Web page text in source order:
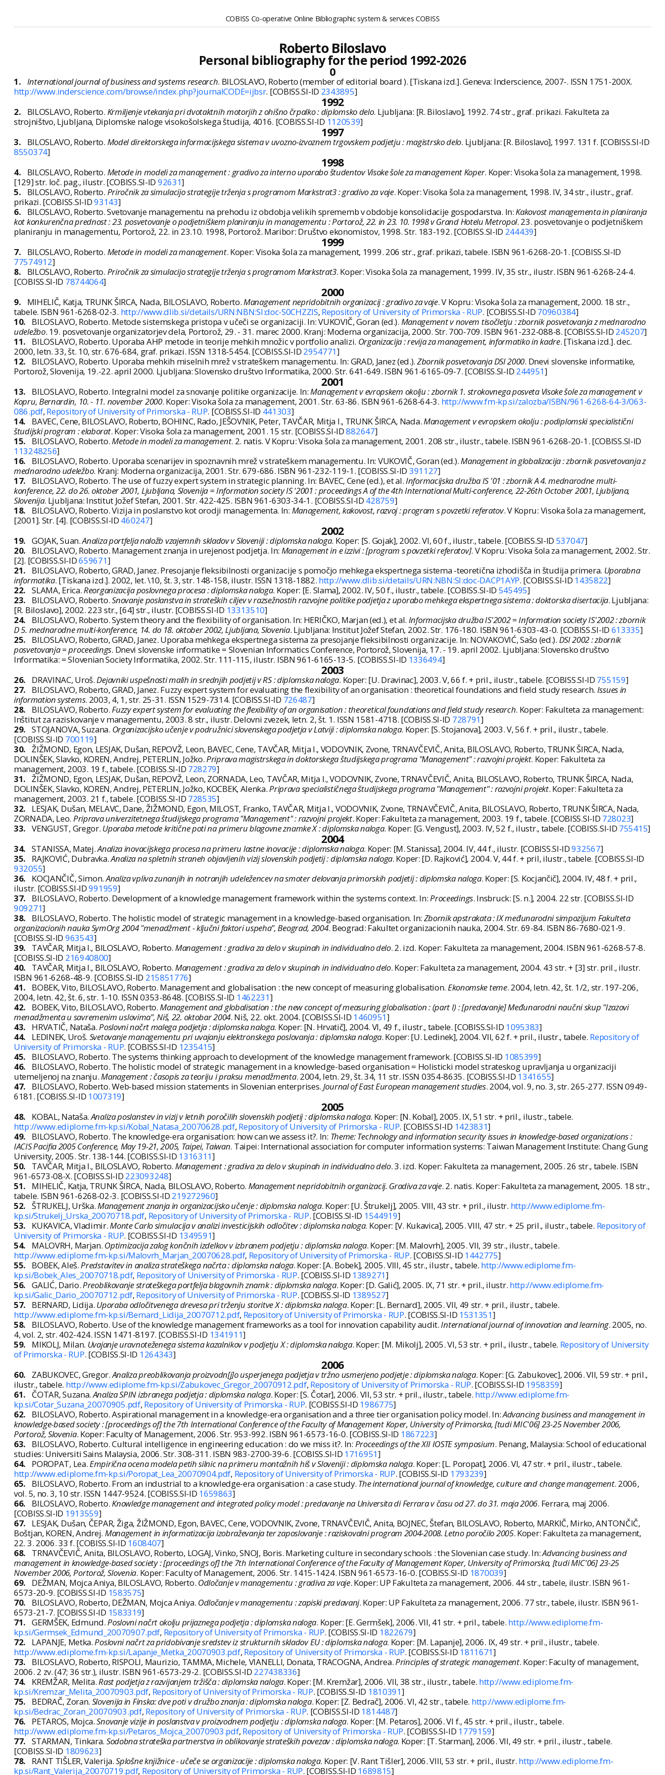
COBISS Co-operative Online Bibliographic system & services COBISS
Roberto Biloslavo
Personal bibliography for the period 1992-2026
0
1. International journal of business and systems research. BILOSLAVO, Roberto (member of editorial board ). [Tiskana izd.]. Geneva: Inderscience, 2007-. ISSN 1751-200X.
http://www.inderscience.com/browse/index.php?journalCODE=ijbsr. [COBISS.SI-ID 2343895]
1992
2. BILOSLAVO, Roberto. Krmiljenje vtekanja pri dvotaktnih motorjih z ohišno črpalko : diplomsko delo. Ljubljana: [R. Biloslavo], 1992. 74 str., graf. prikazi. Fakulteta za
strojništvo, Ljubljana, Diplomske naloge visokošolskega študija, 4016. [COBISS.SI-ID 1120539]
1997
3. BILOSLAVO, Roberto. Model direktorskega informacijskega sistema v uvozno-izvoznem trgovskem podjetju : magistrsko delo. Ljubljana: [R. Biloslavo], 1997. 131 f. [COBISS.SI-ID
8550374]
1998
4. BILOSLAVO, Roberto. Metode in modeli za management : gradivo za interno uporabo študentov Visoke šole za management Koper. Koper: Visoka šola za management, 1998.
[129] str. loč. pag., ilustr. [COBISS.SI-ID 92631]
5.
BILOSLAVO, Roberto. Priročnik za simulacijo strategije trženja s programom Markstrat3 : gradivo za vaje. Koper: Visoka šola za management, 1998. IV, 34 str., ilustr., graf.
prikazi. [COBISS.SI-ID93143]
6.
BILOSLAVO, Roberto. Svetovanje managementu na prehodu iz obdobja velikih sprememb v obdobje konsolidacije gospodarstva. In:Kakovost managementa in planiranja
kot konkurenčna prednost : 23. posvetovanje o podjetniškem planiranju in managementu : Portorož, 22. in 23. 10. 1998 v Grand Hotelu Metropol. 23. posvetovanje o podjetniškem
planiranju in managementu, Portorož, 22. in 23.10. 1998, Portorož. Maribor: Društvo ekonomistov, 1998. Str. 183-192. [COBISS.SI-ID 244439]
1999
7. BILOSLAVO, Roberto. Metode in modeli za management. Koper: Visoka šola za management, 1999. 206 str., graf. prikazi, tabele. ISBN 961-6268-20-1. [COBISS.SI-ID
77574912]
8.
BILOSLAVO, Roberto. Priročnik za simulacijo strategije trženja s programom Markstrat3. Koper: Visoka šola za management, 1999. IV, 35 str., ilustr. ISBN 961-6268-24-4.
[COBISS.SI-ID 78744064]
2000
9. MIHELIČ, Katja, TRUNK ŠIRCA, Nada, BILOSLAVO, Roberto.Management nepridobitnih organizacij : gradivo za vaje. V Kopru: Visoka šola za management, 2000. 18 str.,
tabele. ISBN 961-6268-02-3. http://www.dlib.si/details/URN:NBN:SI:doc-S0CHZZIS, Repository of University of Primorska - RUP. [COBISS.SI-ID 70960384]
10.
BILOSLAVO, Roberto. Metode sistemskega pristopa v učeči se organizaciji. In: VUKOVIČ, Goran (ed.). Management v novem tisočletju : zbornik posvetovanja z mednarodno
udeležbo. 19. posvetovanje organizatorjev dela, Portorož, 29. - 31. marec 2000. Kranj: Moderna organizacija, 2000. Str. 700-709. ISBN 961-232-088-8. [COBISS.SI-ID 245207]
11.
BILOSLAVO, Roberto. Uporaba AHP metode in teorije mehkih množic v portfolio analizi. Organizacija : revija za management, informatiko in kadre. [Tiskana izd.]. dec.
2000, letn. 33, št. 10, str. 676-684, graf. prikazi. ISSN 1318-5454. [COBISS.SI-ID 2954771]
12.
BILOSLAVO, Roberto. Uporaba mehkih miselnih mrež v strateškem managementu. In: GRAD, Janez (ed.). Zbornik posvetovanja DSI 2000. Dnevi slovenske informatike,
Portorož, Slovenija, 19.-22. april 2000. Ljubljana: Slovensko društvo Informatika, 2000. Str. 641-649. ISBN 961-6165-09-7. [COBISS.SI-ID 244951]
2001
13. BILOSLAVO, Roberto. Integralni model za snovanje politike organizacije. In:Management v evropskem okolju : zbornik 1. strokovnega posveta Visoke šole za management v
Kopru, Bernardin, 10. - 11. november 2000. Koper: Visoka šola za management, 2001. Str. 63-86. ISBN 961-6268-64-3. http://www.fm-kp.si/zalozba/ISBN/961-6268-64-3/063-
086.pdf, Repository of University of Primorska - RUP. [COBISS.SI-ID 441303]
14.
BAVEC, Cene, BILOSLAVO, Roberto, BOHINC, Rado, JEŠOVNIK, Peter, TAVČAR, Mitja I., TRUNK ŠIRCA, Nada.Management v evropskem okolju : podiplomski specialistični
študijski program : elaborat. Koper: Visoka šola za management, 2001. 15 str. [COBISS.SI-ID882647]
15.
BILOSLAVO, Roberto.Metode in modeli za management. 2. natis. V Kopru: Visoka šola za management, 2001. 208 str., ilustr., tabele. ISBN 961-6268-20-1. [COBISS.SI-ID
113248256]
16.
BILOSLAVO, Roberto. Uporaba scenarijev in spoznavnih mrež v strateškem managementu. In: VUKOVIČ, Goran (ed.).Management in globalizacija : zbornik posvetovanja z
mednarodno udeležbo. Kranj: Moderna organizacija, 2001. Str. 679-686. ISBN 961-232-119-1. [COBISS.SI-ID 391127]
17.
BILOSLAVO, Roberto. The use of fuzzy expert system in strategic planning. In: BAVEC, Cene (ed.), et al.Informacijska družba IS '01 : zbornik A 4. mednarodne multi-
konference, 22. do 26. oktober 2001, Ljubljana, Slovenija = Information society IS '2001 : proceedings A of the 4th International Multi-conference, 22-26th October 2001, Ljubljana,
Slovenija. Ljubljana: Institut Jožef Stefan, 2001. Str. 422-425. ISBN 961-6303-34-1. [COBISS.SI-ID 428759]
18.
BILOSLAVO, Roberto. Vizija in poslanstvo kot orodji managementa. In: Management, kakovost, razvoj : program s povzetki referatov. V Kopru: Visoka šola za management,
[2001]. Str. [4]. [COBISS.SI-ID 460247]
2002
19. GOJAK, Suan.Analiza portfelja naložb vzajemnih skladov v Sloveniji : diplomska naloga. Koper: [S. Gojak], 2002. VI, 60 f., ilustr., tabele. [COBISS.SI-ID 537047]
20.
BILOSLAVO, Roberto. Management znanja in urejenost podjetja. In: Management in e izzivi : [program s povzetki referatov]. V Kopru: Visoka šola za management, 2002. Str.
[2]. [COBISS.SI-ID659671]
21.
BILOSLAVO, Roberto, GRAD, Janez. Presojanje fleksibilnosti organizacije s pomočjo mehkega ekspertnega sistema -teoretična izhodišča in študija primera. Uporabna
informatika. [Tiskana izd.]. 2002, let. \10, št. 3, str. 148-158, ilustr. ISSN 1318-1882. http://www.dlib.si/details/URN:NBN:SI:doc-DACP1AYP. [COBISS.SI-ID 1435822]
22. SLAMA, Erica.Reorganizacija poslovnega procesa : diplomska naloga. Koper: [E. Slama], 2002. IV, 50 f., ilustr., tabele. [COBISS.SI-ID 545495]
23.
BILOSLAVO, Roberto.Snovanje poslanstva in strateških ciljev v razsežnostih razvojne politike podjetja z uporabo mehkega ekspertnega sistema : doktorska disertacija. Ljubljana:
[R. Biloslavo], 2002. 223 str., [64] str., ilustr. [COBISS.SI-ID 13313510]
24.
BILOSLAVO, Roberto. System theory and the flexibility of organisation. In: HERIČKO, Marjan (ed.), et al. Informacijska družba IS'2002 = Information society IS'2002 : zbornik
D 5. mednarodne multi-konference, 14. do 18. oktober 2002, Ljubljana, Slovenia. Ljubljana: Institut Jožef Stefan, 2002. Str. 176-180. ISBN 961-6303-43-0. [COBISS.SI-ID 613335]
25.
BILOSLAVO, Roberto, GRAD, Janez. Uporaba mehkega ekspertnega sistema za presojanje fleksibilnosti organizacije. In: NOVAKOVIĆ, Sašo (ed.). DSI 2002 : zbornik
posvetovanja = proceedings. Dnevi slovenske informatike = Slovenian Informatics Conference, Portorož, Slovenija, 17. - 19. april 2002. Ljubljana: Slovensko društvo
Informatika: = Slovenian Society Informatika, 2002. Str. 111-115, ilustr. ISBN 961-6165-13-5. [COBISS.SI-ID 1336494]
2003
26. DRAVINAC, Uroš.Dejavniki uspešnosti malih in srednjih podjetij v RS : diplomska naloga. Koper: [U. Dravinac], 2003. V, 66 f. + pril., ilustr., tabele. [COBISS.SI-ID 755159]
27.
BILOSLAVO, Roberto, GRAD, Janez. Fuzzy expert system for evaluating the flexibility of an organisation : theoretical foundations and field study research. Issues in
information systems. 2003, 4, 1, str. 25-31. ISSN 1529-7314. [COBISS.SI-ID 726487]
28.
BILOSLAVO, Roberto.Fuzzy expert system for evaluating the flexibility of an organisation : theoretical foundations and field study research. Koper: Fakulteta za management:
Inštitut za raziskovanje v managementu, 2003. 8 str., ilustr. Delovni zvezek, letn. 2, št. 1. ISSN 1581-4718. [COBISS.SI-ID 728791]
29. STOJANOVA, Suzana. Organizacijsko učenje v podružnici slovenskega podjetja v Latviji : diplomska naloga. Koper: [S. Stojanova], 2003. V, 56 f. + pril., ilustr., tabele.
[COBISS.SI-ID 700119]
30. ŽIŽMOND, Egon, LESJAK, Dušan, REPOVŽ, Leon, BAVEC, Cene, TAVČAR, Mitja I., VODOVNIK, Zvone, TRNAVČEVIČ, Anita, BILOSLAVO, Roberto, TRUNK ŠIRCA, Nada,
DOLINŠEK, Slavko, KOREN, Andrej, PETERLIN, Jožko.Priprava magistrskega in doktorskega študijskega programa "Management" : razvojni projekt. Koper: Fakulteta za
management, 2003. 19 f., tabele. [COBISS.SI-ID 728279]
31. ŽIŽMOND, Egon, LESJAK, Dušan, REPOVŽ, Leon, ZORNADA, Leo, TAVČAR, Mitja I., VODOVNIK, Zvone, TRNAVČEVIČ, Anita, BILOSLAVO, Roberto, TRUNK ŠIRCA, Nada,
DOLINŠEK, Slavko, KOREN, Andrej, PETERLIN, Jožko, KOCBEK, Alenka.Priprava specialističnega študijskega programa "Management" : razvojni projekt. Koper: Fakulteta za
management, 2003. 21 f., tabele. [COBISS.SI-ID 728535]
32.
LESJAK, Dušan, MELAVC, Dane, ŽIŽMOND, Egon, MILOST, Franko, TAVČAR, Mitja I., VODOVNIK, Zvone, TRNAVČEVIČ, Anita, BILOSLAVO, Roberto, TRUNK ŠIRCA, Nada,
ZORNADA, Leo. Priprava univerzitetnega študijskega programa "Management" : razvojni projekt. Koper: Fakulteta za management, 2003. 19 f., tabele. [COBISS.SI-ID 728023]
33. VENGUST, Gregor. Uporaba metode kritične poti na primeru blagovne znamke X : diplomska naloga. Koper: [G. Vengust], 2003. IV, 52 f., ilustr., tabele. [COBISS.SI-ID 755415]
2004
34. STANISSA, Matej.Analiza inovacijskega procesa na primeru lastne inovacije : diplomska naloga. Koper: [M. Stanissa], 2004. IV, 44 f., ilustr. [COBISS.SI-ID932567]
35.
RAJKOVIĆ, Dubravka.Analiza na spletnih straneh objavljenih vizij slovenskih podjetij : diplomska naloga. Koper: [D. Rajković], 2004. V, 44 f. + pril, ilustr., tabele. [COBISS.SI-ID
932055]
36.
KOCJANČIČ, Simon.Analiza vpliva zunanjih in notranjih udeležencev na smoter delovanja primorskih podjetij : diplomska naloga. Koper: [S. Kocjančič], 2004. IV, 48 f. + pril.,
ilustr. [COBISS.SI-ID991959]
37.
BILOSLAVO, Roberto. Development of a knowledge management framework within the systems context. In:Proceedings. Insbruck: [S. n.], 2004. 22 str. [COBISS.SI-ID
909271]
38.
BILOSLAVO, Roberto. The holistic model of strategic management in a knowledge-based organisation. In: Zbornik apstrakata : IX međunarodni simpozijum Fakulteta
organizacionih nauka SymOrg 2004 "menadžment - ključni faktori uspeha", Beograd, 2004. Beograd: Fakultet organizacionih nauka, 2004. Str. 69-84. ISBN 86-7680-021-9.
[COBISS.SI-ID 963543]
39.
TAVČAR, Mitja I., BILOSLAVO, Roberto. Management : gradiva za delo v skupinah in individualno delo. 2. izd. Koper: Fakulteta za management, 2004. ISBN 961-6268-57-8.
[COBISS.SI-ID 216940800]
40.
TAVČAR, Mitja I., BILOSLAVO, Roberto. Management : gradiva za delo v skupinah in individualno delo. Koper: Fakulteta za management, 2004. 43 str. + [3] str. pril., ilustr.
ISBN 961-6268-48-9. [COBISS.SI-ID 215851776]
41.
BOBEK, Vito, BILOSLAVO, Roberto. Management and globalisation : the new concept of measuring globalisation. Ekonomske teme. 2004, letn. 42, št. 1/2, str. 197-206,
2004, letn. 42, št. 6, str. 1-10. ISSN 0353-8648. [COBISS.SI-ID 1462231]
42.
BOBEK, Vito, BILOSLAVO, Roberto.Management and globalisation : the new concept of measuring globalisation : (part I) : [predavanje] Međunarodni naučni skup "Izazovi
menadžmenta u savremenim uslovima", Niš, 22. oktobar 2004. Niš, 22. okt. 2004. [COBISS.SI-ID 1460951]
43.
HRVATIČ, Nataša.Poslovni načrt malega podjetja : diplomska naloga. Koper: [N. Hrvatič], 2004. VI, 49 f., ilustr., tabele. [COBISS.SI-ID 1095383]
44.
LEDINEK, Uroš. Svetovanje managementu pri uvajanju elektronskega poslovanja : diplomska naloga. Koper: [U. Ledinek], 2004. VII, 62 f. + pril., ilustr., tabele. Repository of
University of Primorska - RUP. [COBISS.SI-ID 1235415]
45.
BILOSLAVO, Roberto. The systems thinking approach to development of the knowledge management framework. [COBISS.SI-ID 1085399]
46.
BILOSLAVO, Roberto. The holistic model of strategic management in a knowledge-based organisation = Holisticki model strateskog upravljanja u organizaciji
utemeljenoj na znanju.Management : časopis za teoriju i praksu menadžmenta. 2004, letn. 29, št. 34, 11 str. ISSN 0354-8635. [COBISS.SI-ID 1341655]
47.
BILOSLAVO, Roberto. Web-based mission statements in Slovenian enterprises. Journal of East European management studies. 2004, vol. 9, no. 3, str. 265-277. ISSN 0949-
6181. [COBISS.SI-ID 1007319]
2005
48. KOBAL, Nataša.Analiza poslanstev in vizij v letnih poročilih slovenskih podjetij : diplomska naloga. Koper: [N. Kobal], 2005. IX, 51 str. + pril., ilustr., tabele.
http://www.ediplome.fm-kp.si/Kobal_Natasa_20070628.pdf, Repository of University of Primorska - RUP. [COBISS.SI-ID 1423831]
49.
BILOSLAVO, Roberto. The knowledge-era organisation: how can we assess it?. In: Theme: Technology and information security issues in knowledge-based organizations :
IACIS Pacifia 2005 Conference, May 19-21, 2005, Taipei, Taiwan. Taipei: International association for computer information systems: Taiwan Management Institute: Chang Gung
University, 2005. Str. 138-144. [COBISS.SI-ID 1316311]
50.
TAVČAR, Mitja I., BILOSLAVO, Roberto. Management : gradiva za delo v skupinah in individualno delo. 3. izd. Koper: Fakulteta za management, 2005. 26 str., tabele. ISBN
961-6573-08-X. [COBISS.SI-ID 223093248]
51.
MIHELIČ, Katja, TRUNK ŠIRCA, Nada, BILOSLAVO, Roberto. Management nepridobitnih organizacij. Gradiva za vaje. 2. natis. Koper: Fakulteta za management, 2005. 18 str.,
tabele. ISBN 961-6268-02-3. [COBISS.SI-ID 219272960]
52. ŠTRUKELJ, Urška.Management znanja in organizacijsko učenje : diplomska naloga. Koper: [U. Štrukelj], 2005. VIII, 43 str. + pril., ilustr. http://www.ediplome.fm-
kp.si/Strukelj_Urska_20070718.pdf, Repository of University of Primorska - RUP. [COBISS.SI-ID 1544919]
53.
KUKAVICA, Vladimir.Monte Carlo simulacija v analizi investicijskih odločitev : diplomska naloga. Koper: [V. Kukavica], 2005. VIII, 47 str. + 25 pril., ilustr., tabele. Repository of
University of Primorska - RUP. [COBISS.SI-ID 1349591]
54.
MALOVRH, Marjan. Optimizacija zalog končnih izdelkov v izbranem podjetju : diplomska naloga. Koper: [M. Malovrh], 2005. VII, 39 str., ilustr., tabele.
http://www.ediplome.fm-kp.si/Malovrh_Marjan_20070628.pdf, Repository of University of Primorska - RUP. [COBISS.SI-ID 1442775]
55.
BOBEK, Aleš.Predstavitev in analiza strateškega načrta : diplomska naloga. Koper: [A. Bobek], 2005. VIII, 45 str., ilustr., tabele. http://www.ediplome.fm-
kp.si/Bobek_Ales_20070718.pdf, Repository of University of Primorska - RUP. [COBISS.SI-ID 1389271]
56. GALIĆ, Dario.Preoblikovanje strateškega portfelja blagovnih znamk : diplomska naloga. Koper: [D. Galić], 2005. IX, 71 str. + pril., ilustr. http://www.ediplome.fm-
kp.si/Galic_Dario_20070712.pdf, Repository of University of Primorska - RUP. [COBISS.SI-ID 1389527]
57.
BERNARD, Lidija. Uporaba odločitvenega drevesa pri trženju storitve X : diplomska naloga. Koper: [L. Bernard], 2005. VII, 49 str. + pril., ilustr., tabele.
http://www.ediplome.fm-kp.si/Bernard_Lidija_20070712.pdf, Repository of University of Primorska - RUP. [COBISS.SI-ID 1531351]
58.
BILOSLAVO, Roberto. Use of the knowledge management frameworks as a tool for innovation capability audit.International journal of innovation and learning. 2005, no.
4, vol. 2, str. 402-424. ISSN 1471-8197. [COBISS.SI-ID 1341911]
59.
MIKOLJ, Milan. Uvajanje uravnoteženega sistema kazalnikov v podjetju X : diplomska naloga. Koper: [M. Mikolj], 2005. VI, 53 str. + pril., ilustr., tabele. Repository of University
of Primorska - RUP. [COBISS.SI-ID 1264343]
2006
60. ZABUKOVEC, Gregor.Analiza preoblikovanja proizvodn[j]o usperjenega podjetja v tržno usmerjeno podjetje : diplomska naloga. Koper: [G. Zabukovec], 2006. VII, 59 str. + pril.,
ilustr., tabele. http://www.ediplome.fm-kp.si/Zabukovec_Gregor_20070912.pdf, Repository of University of Primorska - RUP. [COBISS.SI-ID 1958359]
61.
ČOTAR, Suzana.Analiza SPIN izbranega podjetja : diplomska naloga. Koper: [S. Čotar], 2006. VII, 53 str. + pril., ilustr., tabele. http://www.ediplome.fm-
kp.si/Cotar_Suzana_20070905.pdf, Repository of University of Primorska - RUP. [COBISS.SI-ID 1986775]
62.
BILOSLAVO, Roberto. Aspirational management in a knowledge-era organisation and a three tier organisation policy model. In:Advancing business and management in
knowledge-based society : [proceedings of] the 7th International Conference of the Faculty of Management Koper, University of Primorska, [tudi MIC'06] 23-25 November 2006,
Portorož, Slovenia. Koper: Faculty of Management, 2006. Str. 953-992. ISBN 961-6573-16-0. [COBISS.SI-ID 1867223]
63.
BILOSLAVO, Roberto. Cultural intelligence in engineering education : do we miss it?. In: Proceedings of the XII IOSTE symposium. Penang, Malaysia: School of educational
studies: Universiti Sains Malaysia, 2006. Str. 308-311. ISBN 983-2700-39-6. [COBISS.SI-ID 1716951]
64.
POROPAT, Lea.Empirična ocena modela petih silnic na primeru montažnih hiš v Sloveniji : diplomska naloga. Koper: [L. Poropat], 2006. VI, 47 str. + pril., ilustr., tabele.
http://www.ediplome.fm-kp.si/Poropat_Lea_20070904.pdf, Repository of University of Primorska - RUP. [COBISS.SI-ID 1793239]
65.
BILOSLAVO, Roberto. From an industrial to a knowledge-era organisation : a case study. The international journal of knowledge, culture and change management. 2006,
vol. 5, no. 3, 10 str. ISSN 1447-9524. [COBISS.SI-ID 1659863]
66.
BILOSLAVO, Roberto.Knowledge management and integrated policy model : predavanje na Universita di Ferrara v času od 27. do 31. maja 2006. Ferrara, maj 2006.
[COBISS.SI-ID 1913559]
67.
LESJAK, Dušan, ČEPAR, Žiga, ŽIŽMOND, Egon, BAVEC, Cene, VODOVNIK, Zvone, TRNAVČEVIČ, Anita, BOJNEC, Štefan, BILOSLAVO, Roberto, MARKIČ, Mirko, ANTONČIČ,
Boštjan, KOREN, Andrej. Management in informatizacija izobraževanja ter zaposlovanje : raziskovalni program 2004-2008. Letno poročilo 2005. Koper: Fakulteta za management,
22. 3. 2006. 33 f. [COBISS.SI-ID 1608407]
68.
TRNAVČEVIČ, Anita, BILOSLAVO, Roberto, LOGAJ, Vinko, SNOJ, Boris. Marketing culture in secondary schools : the Slovenian case study. In:Advancing business and
management in knowledge-based society : [proceedings of] the 7th International Conference of the Faculty of Management Koper, University of Primorska, [tudi MIC'06] 23-25
November 2006, Portorož, Slovenia. Koper: Faculty of Management, 2006. Str. 1415-1424. ISBN 961-6573-16-0. [COBISS.SI-ID 1870039]
69.
DEŽMAN, Mojca Aniya, BILOSLAVO, Roberto. Odločanje v managementu : gradiva za vaje. Koper: UP Fakulteta za management, 2006. 44 str., tabele, ilustr. ISBN 961-
6573-20-9. [COBISS.SI-ID 1583575]
70.
BILOSLAVO, Roberto, DEŽMAN, Mojca Aniya. Odločanje v managementu : zapiski predavanj. Koper: UP Fakulteta za management, 2006. 77 str., tabele, ilustr. ISBN 961-
6573-21-7. [COBISS.SI-ID 1583319]
71. GERMŠEK, Edmund.Poslovni načrt okolju prijaznega podjetja : diplomska naloga. Koper: [E. Germšek], 2006. VII, 41 str. + pril., tabele. http://www.ediplome.fm-
kp.si/Germsek_Edmund_20070907.pdf, Repository of University of Primorska - RUP. [COBISS.SI-ID 1822679]
72.
LAPANJE, Metka.Poslovni načrt za pridobivanje sredstev iz strukturnih skladov EU : diplomska naloga. Koper: [M. Lapanje], 2006. IX, 49 str. + pril., ilustr., tabele.
http://www.ediplome.fm-kp.si/Lapanje_Metka_20070903.pdf, Repository of University of Primorska - RUP. [COBISS.SI-ID 1811671]
73.
BILOSLAVO, Roberto, RISPOLI, Maurizio, TAMMA, Michele, VIANELLI, Donata, TRACOGNA, Andrea.Principles of strategic management. Koper: Faculty of management,
2006. 2 zv. (47; 36 str.), ilustr. ISBN 961-6573-29-2. [COBISS.SI-ID 227438336]
74.
KREMŽAR, Melita.Rast podjetja z razvijanjem tržišča : diplomska naloga. Koper: [M. Kremžar], 2006. VII, 38 str., ilustr., tabele. http://www.ediplome.fm-
kp.si/Kremzar_Melita_20070903.pdf, Repository of University of Primorska - RUP. [COBISS.SI-ID 1810391]
75.
BEDRAČ, Zoran. Slovenija in Finska: dve poti v družbo znanja : diplomska naloga. Koper: [Z. Bedrač], 2006. VI, 42 str., tabele. http://www.ediplome.fm-
kp.si/Bedrac_Zoran_20070903.pdf, Repository of University of Primorska - RUP. [COBISS.SI-ID 1814487]
76.
PETAROS, Mojca.Snovanje vizije in poslanstva v proizvodnem podjetju : diplomska naloga. Koper: [M. Petaros], 2006. VI f., 45 str. + pril., ilustr., tabele.
http://www.ediplome.fm-kp.si/Petaros_Mojca_20070903.pdf, Repository of University of Primorska - RUP. [COBISS.SI-ID 1779159]
77. STARMAN, Tinkara. Sodobna strateška partnerstva in oblikovanje strateških povezav : diplomska naloga. Koper: [T. Starman], 2006. VII, 49 str. + pril., ilustr., tabele.
[COBISS.SI-ID 1809623]
78.
RANT TIŠLER, Valerija.Splošne knjižnice - učeče se organizacije : diplomska naloga. Koper: [V. Rant Tišler], 2006. VIII, 53 str. + pril., ilustr. http://www.ediplome.fm-
kp.si/Rant_Valerija_20070719.pdf, Repository of University of Primorska - RUP. [COBISS.SI-ID 1689815]